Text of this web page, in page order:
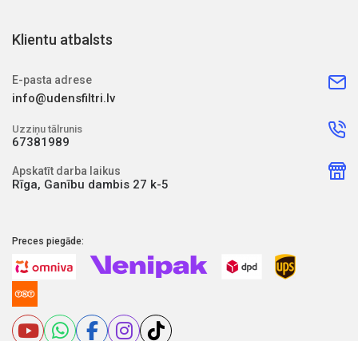
Klientu atbalsts
E-pasta adrese
info@udensfiltri.lv
Uzziņu tālrunis
67381989
Apskatīt darba laikus
Rīga, Ganību dambis 27 k-5
Preces piegāde: